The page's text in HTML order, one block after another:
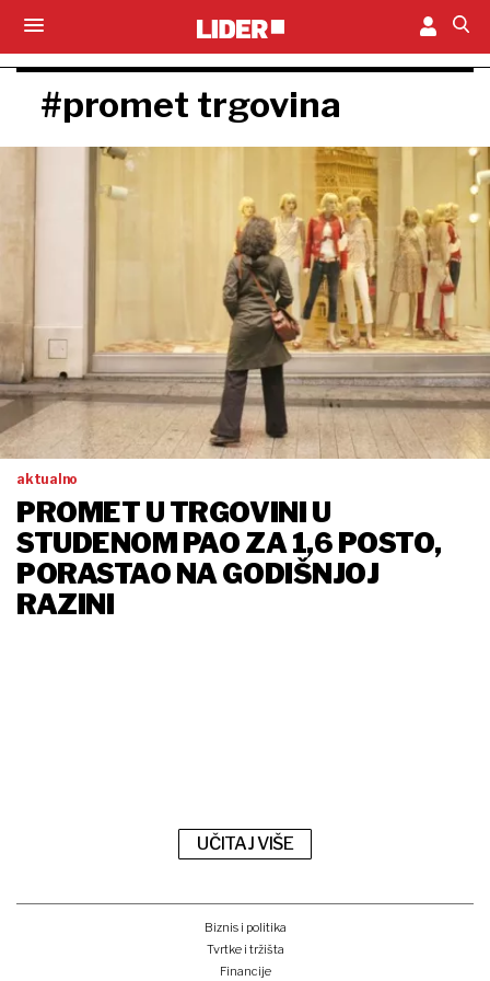
#promet trgovina
aktualno
PROMET U TRGOVINI U
STUDENOM PAO ZA 1,6 POSTO,
PORASTAO NA GODIŠNJOJ
RAZINI
UČITAJ VIŠE
Biznis i politika
Tvrtke i tržišta
Financije